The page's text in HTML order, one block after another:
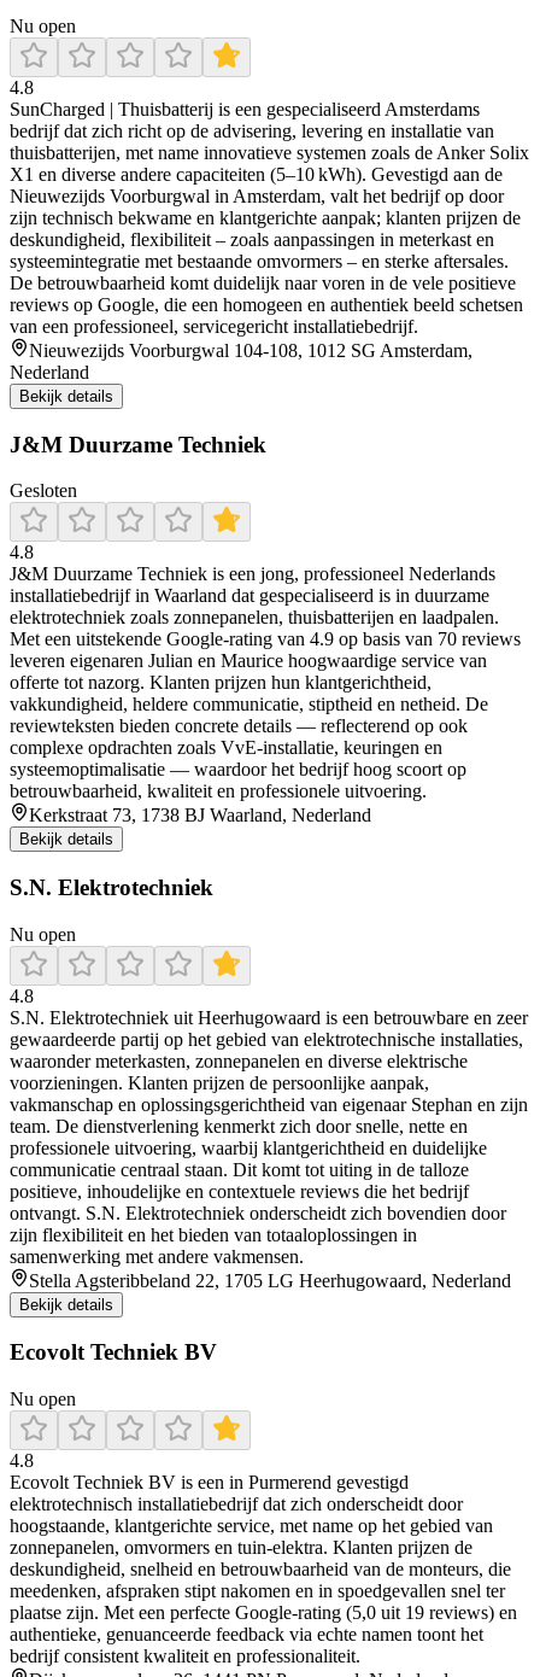
Nu open
4.8
SunCharged | Thuisbatterij is een gespecialiseerd Amsterdams
bedrijf dat zich richt op de advisering, levering en installatie van
thuisbatterijen, met name innovatieve systemen zoals de Anker Solix
X1 en diverse andere capaciteiten (5–10 kWh). Gevestigd aan de
Nieuwezijds Voorburgwal in Amsterdam, valt het bedrijf op door
zijn technisch bekwame en klantgerichte aanpak; klanten prijzen de
deskundigheid, flexibiliteit – zoals aanpassingen in meterkast en
systeemintegratie met bestaande omvormers – en sterke aftersales.
De betrouwbaarheid komt duidelijk naar voren in de vele positieve
reviews op Google, die een homogeen en authentiek beeld schetsen
van een professioneel, servicegericht installatiebedrijf.
Nieuwezijds Voorburgwal 104-108, 1012 SG Amsterdam,
Nederland
Bekijk details
J&M Duurzame Techniek
Gesloten
4.8
J&M Duurzame Techniek is een jong, professioneel Nederlands
installatiebedrijf in Waarland dat gespecialiseerd is in duurzame
elektrotechniek zoals zonnepanelen, thuisbatterijen en laadpalen.
Met een uitstekende Google-rating van 4.9 op basis van 70 reviews
leveren eigenaren Julian en Maurice hoogwaardige service van
offerte tot nazorg. Klanten prijzen hun klantgerichtheid,
vakkundigheid, heldere communicatie, stiptheid en netheid. De
reviewteksten bieden concrete details — reflecterend op ook
complexe opdrachten zoals VvE-installatie, keuringen en
systeemoptimalisatie — waardoor het bedrijf hoog scoort op
betrouwbaarheid, kwaliteit en professionele uitvoering.
Kerkstraat 73, 1738 BJ Waarland, Nederland
Bekijk details
S.N. Elektrotechniek
Nu open
4.8
S.N. Elektrotechniek uit Heerhugowaard is een betrouwbare en zeer
gewaardeerde partij op het gebied van elektrotechnische installaties,
waaronder meterkasten, zonnepanelen en diverse elektrische
voorzieningen. Klanten prijzen de persoonlijke aanpak,
vakmanschap en oplossingsgerichtheid van eigenaar Stephan en zijn
team. De dienstverlening kenmerkt zich door snelle, nette en
professionele uitvoering, waarbij klantgerichtheid en duidelijke
communicatie centraal staan. Dit komt tot uiting in de talloze
positieve, inhoudelijke en contextuele reviews die het bedrijf
ontvangt. S.N. Elektrotechniek onderscheidt zich bovendien door
zijn flexibiliteit en het bieden van totaaloplossingen in
samenwerking met andere vakmensen.
Stella Agsteribbeland 22, 1705 LG Heerhugowaard, Nederland
Bekijk details
Ecovolt Techniek BV
Nu open
4.8
Ecovolt Techniek BV is een in Purmerend gevestigd
elektrotechnisch installatiebedrijf dat zich onderscheidt door
hoogstaande, klantgerichte service, met name op het gebied van
zonnepanelen, omvormers en tuin‑elektra. Klanten prijzen de
deskundigheid, snelheid en betrouwbaarheid van de monteurs, die
meedenken, afspraken stipt nakomen en in spoedgevallen snel ter
plaatse zijn. Met een perfecte Google‑rating (5,0 uit 19 reviews) en
authentieke, genuanceerde feedback via echte namen toont het
bedrijf consistent kwaliteit en professionaliteit.